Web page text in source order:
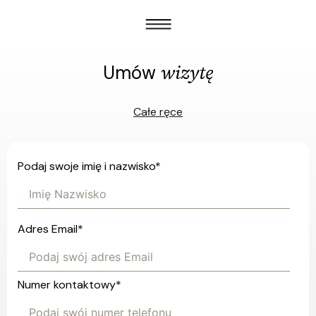
Umów wizytę
Całe ręce
Podaj swoje imię i nazwisko*
Adres Email*
Numer kontaktowy*